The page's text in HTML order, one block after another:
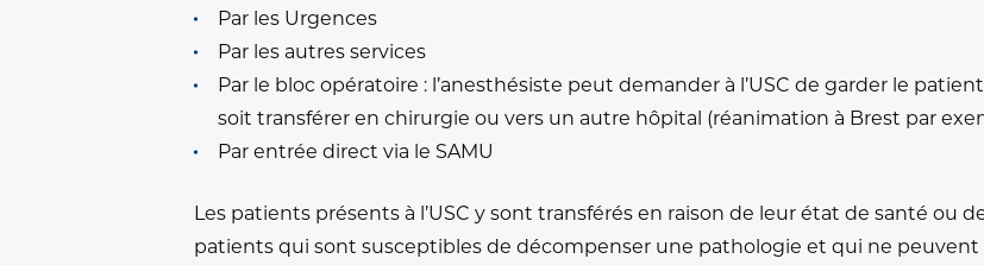
Par les Urgences
Par les autres services
Par le bloc opératoire : l’anesthésiste peut demander à l’USC de garder le
soit transférer en chirurgie ou vers un autre hôpital (réanimation à Brest par
Par entrée direct via le SAMU
Les patients présents à l’USC y sont transférés en raison de leur état de santé ou
patients qui sont susceptibles de décompenser une pathologie et qui ne peuvent